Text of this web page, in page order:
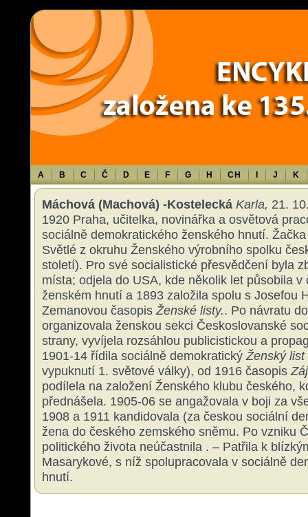
Warning: Use of undefined constant TXT - assumed 'TXT' (this will throw
content/themes/sablona/functions.php
A B C Č D E F G H CH J K
Máchová (Machová) -Kostelecká Karla, 21.
1920 Praha, učitelka, novinářka a osvětová
sociálně demokratického ženského hnutí.
Světlé z okruhu Ženského výrobního spolku
století). Pro své socialistické přesvědčení byla
místa; odjela do USA, kde několik let působila v
ženském hnutí a 1893 založila spolu s Josefou
Zemanovou časopis Ženské listy.. Po návratu
organizovala ženskou sekci Českoslovanské
strany, vyvíjela rozsáhlou publicistickou a
1901-14 řídila sociálně demokratický Ženský list
vypuknutí 1. světové války), od 1916 časopis
podílela na založení Ženského klubu českého,
přednášela. 1905-06 se angažovala v boji za
1908 a 1911 kandidovala (za českou sociální
žena do českého zemského sněmu. Po vzniku
politického života neúčastnila . – Patřila k
Masarykové, s níž spolupracovala v sociálně
hnutí.